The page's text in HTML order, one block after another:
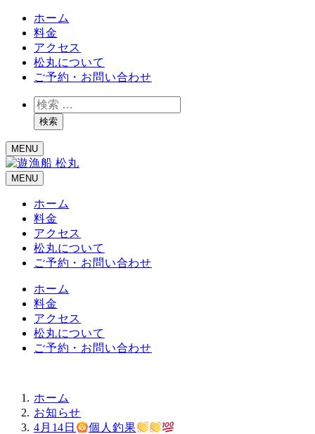
ホーム
料金
アクセス
松丸について
ご予約・お問い合わせ
検
索検索
MENU
MENU
ホーム
料金
アクセス
松丸について
ご予約・お問い合わせ
ホーム
料金
アクセス
松丸について
ご予約・お問い合わせ
ホーム
お知らせ
4月14日
個人釣果